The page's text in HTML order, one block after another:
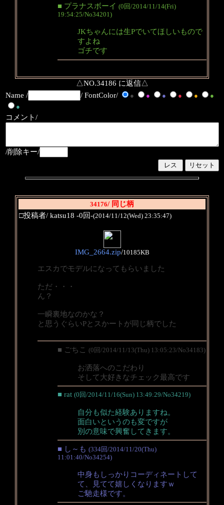
■ プラナスボーイ (0回/2014/11/14(Fri)
19:54:25/No34201)
JKちゃんには生Pでいてほしいもので
すよね
ゴチです
△NO.34186 に返信△
Name /
/ FontColor/ ● ● ● ● ●
●
●
コメント/
/削除キー/
34176/ 同じ柄
□投稿者/ katsu18 -0回-(2014/11/12(Wed) 23:35:47)
IMG_2664.zip/10185KB
エスカでモデルになってもらいました
ただ・・・
ん？
一瞬裏地なのかな？
と思うぐらいPとスかートが同じ柄でした
■ ごちこ (0回/2014/11/13(Thu) 13:05:23/No34183)
お洒落へのこだわり
そして大好きなチェック最高です
■ rat (0回/2014/11/16(Sun) 13:49:29/No34219)
自分も似た経験ありますね。
面白いというのも変ですが
別の意味で興奮してきます。
■ し～も (334回/2014/11/20(Thu)
11:01:40/No34254)
中身もしっかりコーディネートして
て、見てて嬉しくなりますｗ
ご馳走様です。